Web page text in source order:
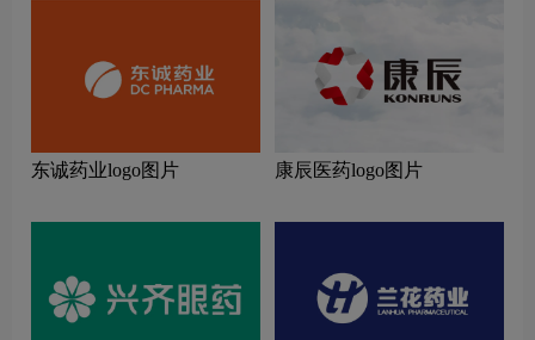
东诚药业logo图片 康辰医药logo图片